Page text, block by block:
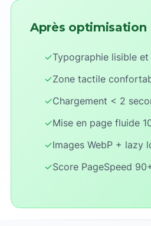
Après optimisation
✓Typographie lisible
✓Zone tactile
✓Chargement < 2
✓Mise en page fluide
✓Images WebP + lazy
✓Score PageSpeed